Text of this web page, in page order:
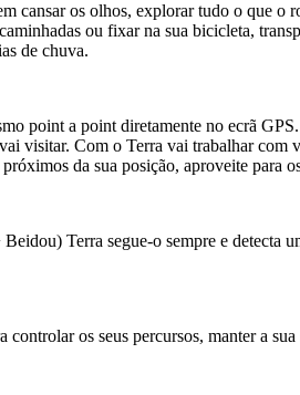
cansar os olhos, explorar tudo o que o
ou fixar na sua bicicleta,
de chuva.
point a point diretamente no ecrã
visitar. Com o Terra vai trabalhar com
da sua posição, aproveite para
Terra segue-o sempre e detecta
os seus percursos, manter a